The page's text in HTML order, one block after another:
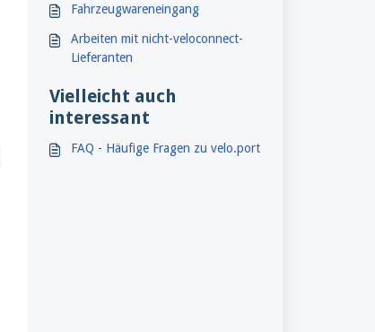
Fahrzeugwareneingang
Arbeiten mit nicht-veloconnect-
Lieferanten
Vielleicht auch
interessant
FAQ - Häufige Fragen zu velo.port